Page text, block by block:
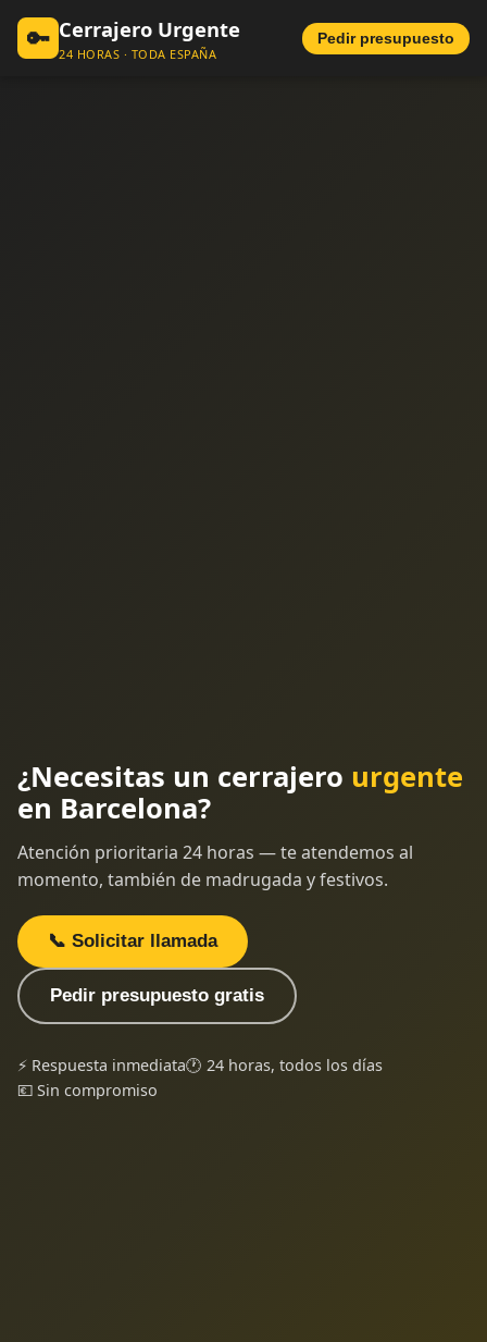
🔑 Cerrajero Urgente
24 HORAS · TODA ESPAÑA
Pedir presupuesto
¿Necesitas un cerrajero urgente
en Barcelona?
Atención prioritaria 24 horas — te atendemos al
momento, también de madrugada y festivos.
📞 Solicitar llamada
Pedir presupuesto gratis
⚡ Respuesta inmediata🕐 24 horas, todos los días
💶 Sin compromiso